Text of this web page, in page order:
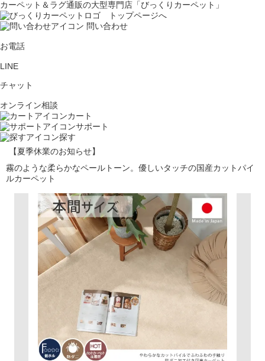
カーペット＆ラグ通販の大型専門店「びっくりカーペット」
問い合わせ
お電話
LINE
チャット
オンライン相談
カート
サポート
探す
【夏季休業のお知らせ】
霧のような柔らかなペールトーン。優しいタッチの国産カットパイ
ルカーペット